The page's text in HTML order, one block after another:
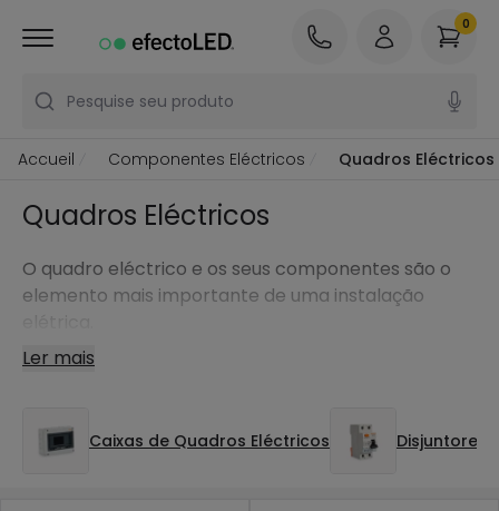
Pesquise seu produto
0
Accueil Componentes Eléctricos Quadros Eléctricos
Quadros Eléctricos
O quadro eléctrico e os seus componentes são o
elemento mais importante de uma instalação
Ler mais
Caixas de Quadros Eléctricos Disjuntores